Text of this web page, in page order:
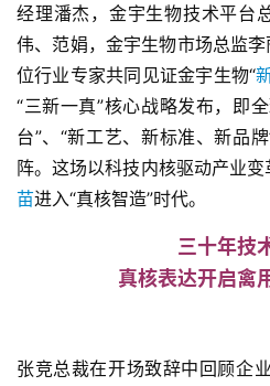
经理潘杰，金宇生物技术平台
伟、范娟，金宇生物市场总监
位行业专家共同见证金宇生物“
“三新一真”核心战略发布，即
台”、“新工艺、新标准、新品
阵。这场以科技内核驱动产业
苗进入“真核智造”时代。
三十年技
真核表达开启禽
张竞总裁在开场致辞中回顾企